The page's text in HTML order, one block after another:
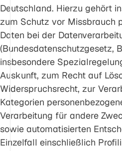
Deutschland. Hierzu gehört
zum Schutz vor Missbrauch
Daten bei der
(Bundesdatenschutzgesetz,
insbesondere
Auskunft, zum Recht auf
Widerspruchsrecht, zur
Kategorien
Verarbeitung für andere
sowie automatisierten
Einzelfall einschließlich